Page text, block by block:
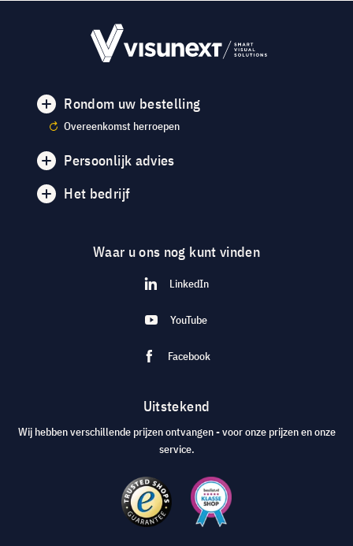
Rondom uw bestelling
Overeenkomst herroepen
Persoonlijk advies
Het bedrijf
Waar u ons nog kunt vinden
LinkedIn
YouTube
Facebook
Uitstekend
Wij hebben verschillende prijzen ontvangen - voor onze prijzen en onze
service.